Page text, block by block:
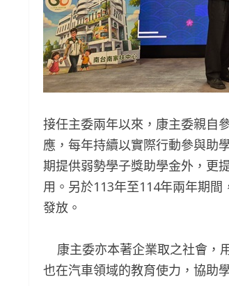
接任主委兩年以來，康主委親自
應，每年持續以實際行動參與助
期提供弱勢學子獎助學金外，更
用。另於113年至114年兩年期
發放。
康主委亦本著企業取之社會，
也在汽車領域的教育使力，協助